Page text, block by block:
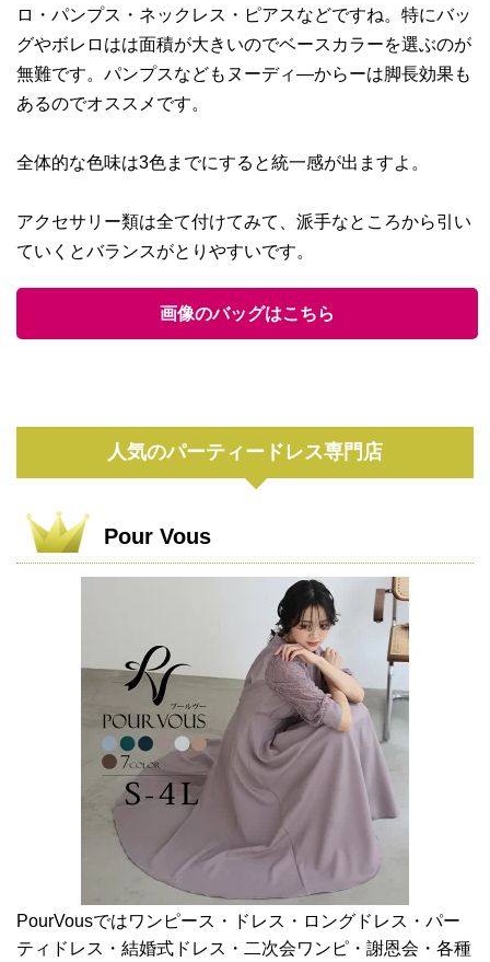
ロ・パンプス・ネックレス・ピアスなどですね。特にバッ
グやボレロはは面積が大きいのでベースカラーを選ぶのが
無難です。パンプスなどもヌーディ―からーは脚長効果も
あるのでオススメです。
全体的な色味は3色までにすると統一感が出ますよ。
アクセサリー類は全て付けてみて、派手なところから引い
ていくとバランスがとりやすいです。
画像のバッグはこちら
人気のパーティードレス専門店
Pour Vous
PourVousではワンピース・ドレス・ロングドレス・パー
ティドレス・結婚式ドレス・二次会ワンピ・謝恩会・各種